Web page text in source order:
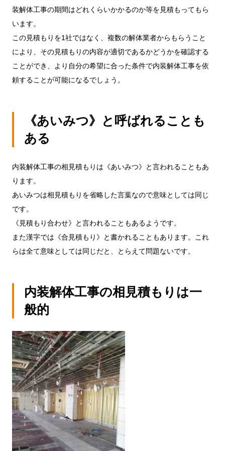
装解体工事の期間はどれくらいかかるのか等を見積もってもら
います。
この見積もりを1社ではなく、複数の解体業者からもらうこと
により、その見積もりの内容が適切であるかどうかを確認する
ことができ、より自分の希望に合った条件で内装解体工事を依
頼することが可能になるでしょう。
《あいみつ》と呼ばれることも
ある
内装解体工事の相見積もりは《あいみつ》と言われることもあ
ります。
あいみつは相見積もりを省略した言葉なので意味としては同じ
です。
《見積もり合わせ》と言われることもあるようです。
また漢字では《合見積もり》と書かれることもあります。これ
らは全て意味としては同じだと、とらえて問題ないです。
内装解体工事の相見積もりは一
般的